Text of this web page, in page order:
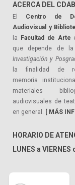
ACERCA DEL CDAB
El Centro de
Audiovisual y
la
Facultad de Arte
que depende de la
Investigación y
la finalidad de
memoria
materiales
audiovisuales de
en general. [ MÁS
HORARIO DE
LUNES a VIERNES